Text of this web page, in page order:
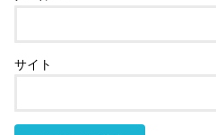
サイト